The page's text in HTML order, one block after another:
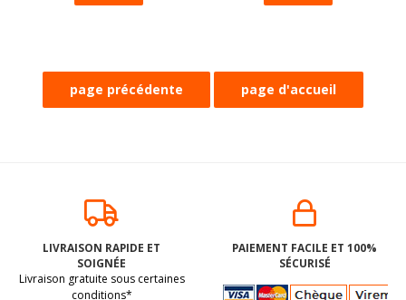
Pâtes en forme de
vegan sans gluten,
sans lait, sans
oeufs, sans coque,
sans arachide
BIO. Peut contenir des
traces de soja. Pas
SUCRE GLACE BIO
allergènes AGAVA :
250 grammes
allergènes majeurs
LIVRAISON RAPIDE ET
SOIGNÉE
Livraison gratuite sous certaines
conditions*
PAIEMENT FACILE ET 100%
SÉCURISÉ